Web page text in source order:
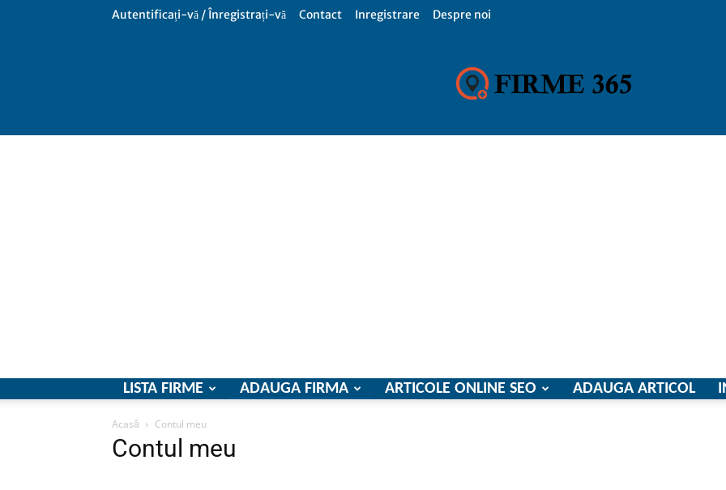
Autentificați-vă / Înregistrați-vă Contact Inregistrare Despre noi
LISTA FIRME ADAUGA FIRMA ARTICOLE ONLINE SEO ADAUGA ARTICOL
Acasă Contul meu
Contul meu